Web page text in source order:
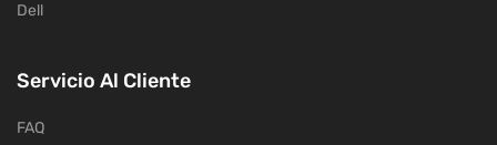
Dell
Servicio Al Cliente
FAQ